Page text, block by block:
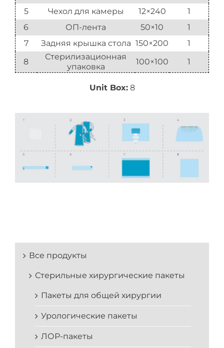
5
Чехол для камеры 12×240
1
6
ОП-лента 50×10
1
7
Задняя крышка стола 150×200
1
8
Стерилизационная
упаковка
100×100 1
Unit Box:8
Все продукты
Стерильные хирургические пакеты
Пакеты для общей хирургии
Урологические пакеты
ЛОР-пакеты